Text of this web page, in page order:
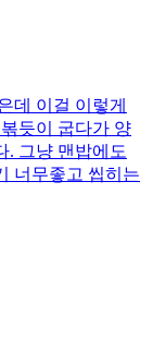
데 이걸 이렇게
듯이 굽다가 양
. 그냥 맨밥에도
너무좋고 씹히는